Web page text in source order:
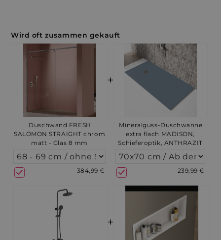
Wird oft zusammen gekauft
Duschwand FRESH
SALOMON STRAIGHT chrom
matt - Glas 8 mm
384,99 €
+
Mineralguss-Duschwanne
extra flach MADISON,
Schieferoptik, ANTHRAZIT
239,99 €
+